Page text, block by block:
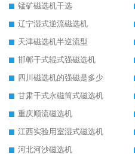
锰矿磁选机干选
辽宁湿式逆流磁选机
天津磁选机半逆流型
邯郸干式辊式强磁选机
四川磁选机的强磁是多少
甘肃干式永磁筒式磁选机
重庆顺流磁选机
江西实验用室湿式磁选机
河北河沙磁选机